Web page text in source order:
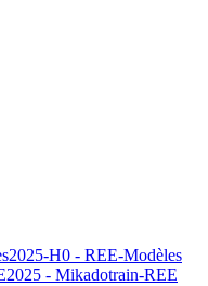
2025-H0 - REE-Modèles
2025 - Mikadotrain-REE